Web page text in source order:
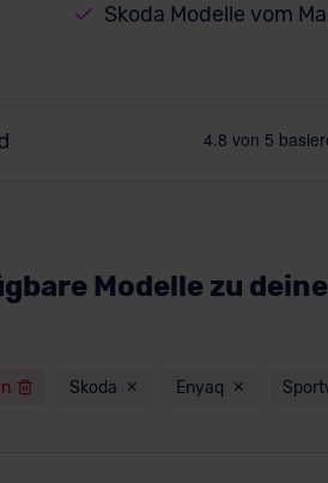
Skoda Modelle vom
Modelle zu
Skoda Enyaq